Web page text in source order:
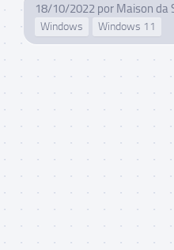
18/10/2022 por Maison da
Windows Windows 11